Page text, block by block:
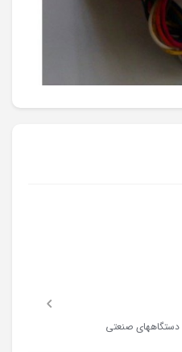
دستگاههای صنعتی